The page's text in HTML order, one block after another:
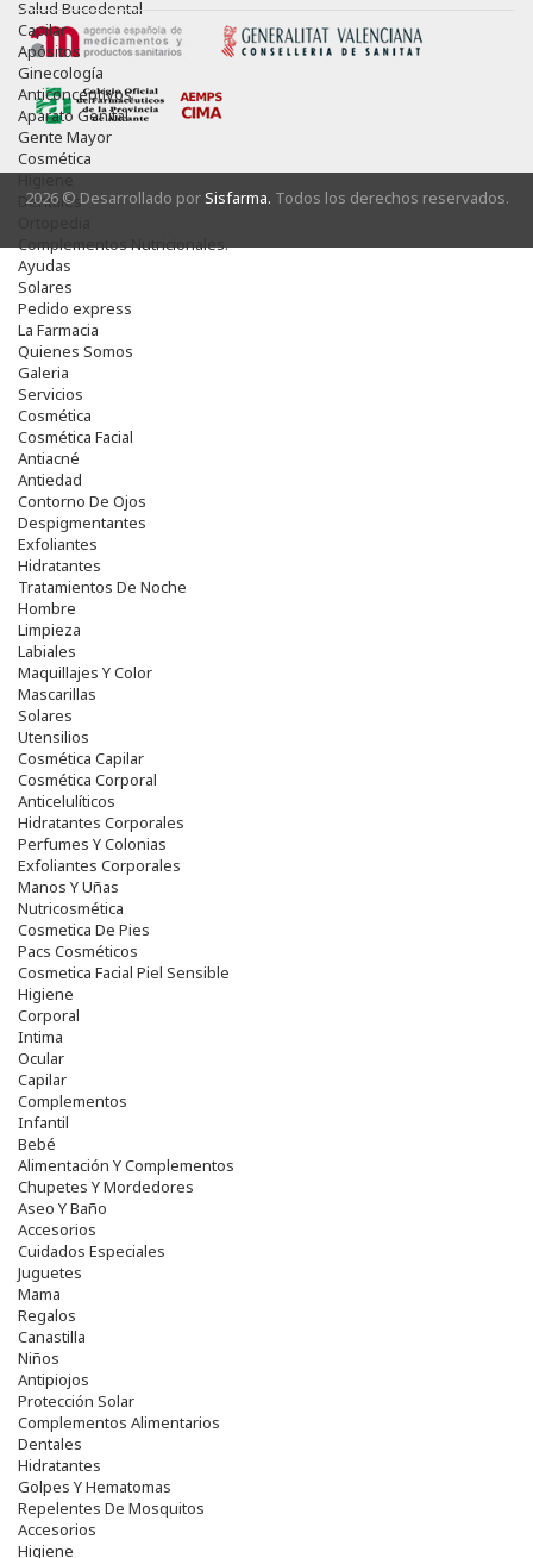
Salud Bucodental
Capilar
Apósitos
Ginecología
Anticonceptivos
Aparato Genital
Gente Mayor
Cosmética
Higiene
Dentales
Complementos Nutricionales.
Ayudas
Solares
Pedido express
La Farmacia
Quienes Somos
Galeria
Servicios
Cosmética
Cosmética Facial
Antiacné
Antiedad
Contorno De Ojos
Despigmentantes
Exfoliantes
Hidratantes
Tratamientos De Noche
Hombre
Limpieza
Labiales
Maquillajes Y Color
Mascarillas
Solares
Utensilios
Cosmética Capilar
Cosmética Corporal
Anticelulíticos
Hidratantes Corporales
Perfumes Y Colonias
Exfoliantes Corporales
Manos Y Uñas
Nutricosmética
Cosmetica De Pies
Pacs Cosméticos
Cosmetica Facial Piel Sensible
Higiene
Corporal
Intima
Ocular
Capilar
Complementos
Infantil
Bebé
Alimentación Y Complementos
Chupetes Y Mordedores
Aseo Y Baño
Accesorios
Cuidados Especiales
Juguetes
Mama
Regalos
Canastilla
Niños
Antipiojos
Protección Solar
Complementos Alimentarios
Dentales
Hidratantes
Golpes Y Hematomas
Repelentes De Mosquitos
Accesorios
Higiene
2026 © Desarrollado porSisfarma. Todos los derechos reservados.